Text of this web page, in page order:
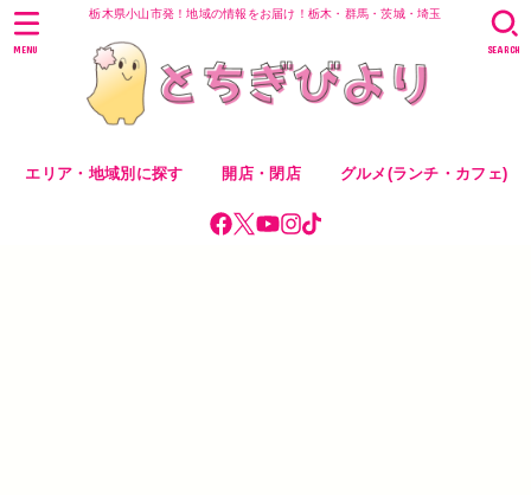
栃木県小山市発！地域の情報をお届け！栃木・群馬・茨城・埼玉
エリア・地域別に探す 開店・閉店 グルメ(ランチ・カフェ)
SEARCH
MENU